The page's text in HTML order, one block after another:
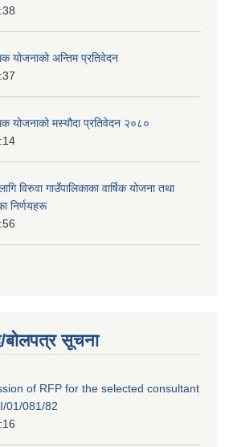
योजनाको अन्तिम प्रतिवेदन
योजनाको मस्यौदा प्रतिवेदन २०८०
विरुवा गाउँपालिकाका वार्षिक योजना तथा
निर्णयहरू
बोलपत्र सूचना
of RFP for the selected consultant
01/081/82